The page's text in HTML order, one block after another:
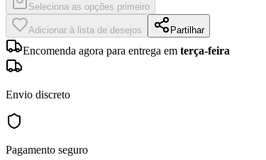
Seleciona as opções primeiro
Adicionar à lista de desejos Partilhar
Encomenda agora para entrega em terça-feira
Envio discreto
Pagamento seguro